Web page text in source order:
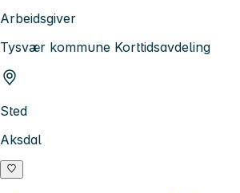
Arbeidsgiver
Tysvær kommune Korttidsavdeling
Sted
Aksdal